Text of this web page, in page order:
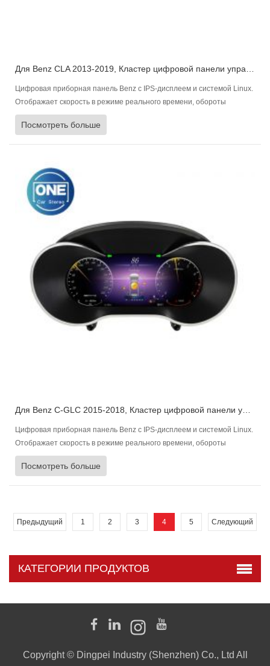
Цифровая приборная панель Benz с IPS-дисплеем и системой Linux.
Отображает скорость в режиме реального времени, обороты
двигателя, уровень топлива, состояние двигателя и давление в
шинах, многоязычность и быструю синхронизацию.
Посмотреть больше
Цифровая приборная панель Benz с IPS-дисплеем и системой Linux.
Отображает скорость в режиме реального времени, обороты
двигателя, уровень топлива, состояние двигателя и давление в
шинах, многоязычность и быструю синхронизацию.
Посмотреть больше
Предыдущий 1 2 3 4 5 Следующий
КАТЕГОРИИ ПРОДУКТОВ
Copyright © Dingpei Industry (Shenzhen) Co., Ltd All